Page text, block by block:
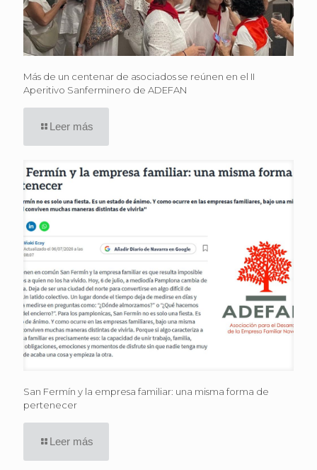
Más de un centenar de asociados se reúnen en el II
Aperitivo Sanferminero de ADEFAN
Leer más
San Fermín y la empresa familiar: una misma forma de
pertenecer
Leer más